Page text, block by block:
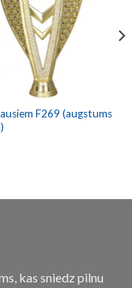
F269 (augstums
kas sniedz pilnu